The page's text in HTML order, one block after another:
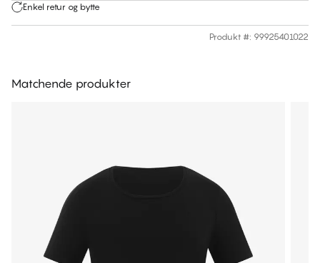
Enkel retur og bytte
Produkt #: 99925401022
Matchende produkter